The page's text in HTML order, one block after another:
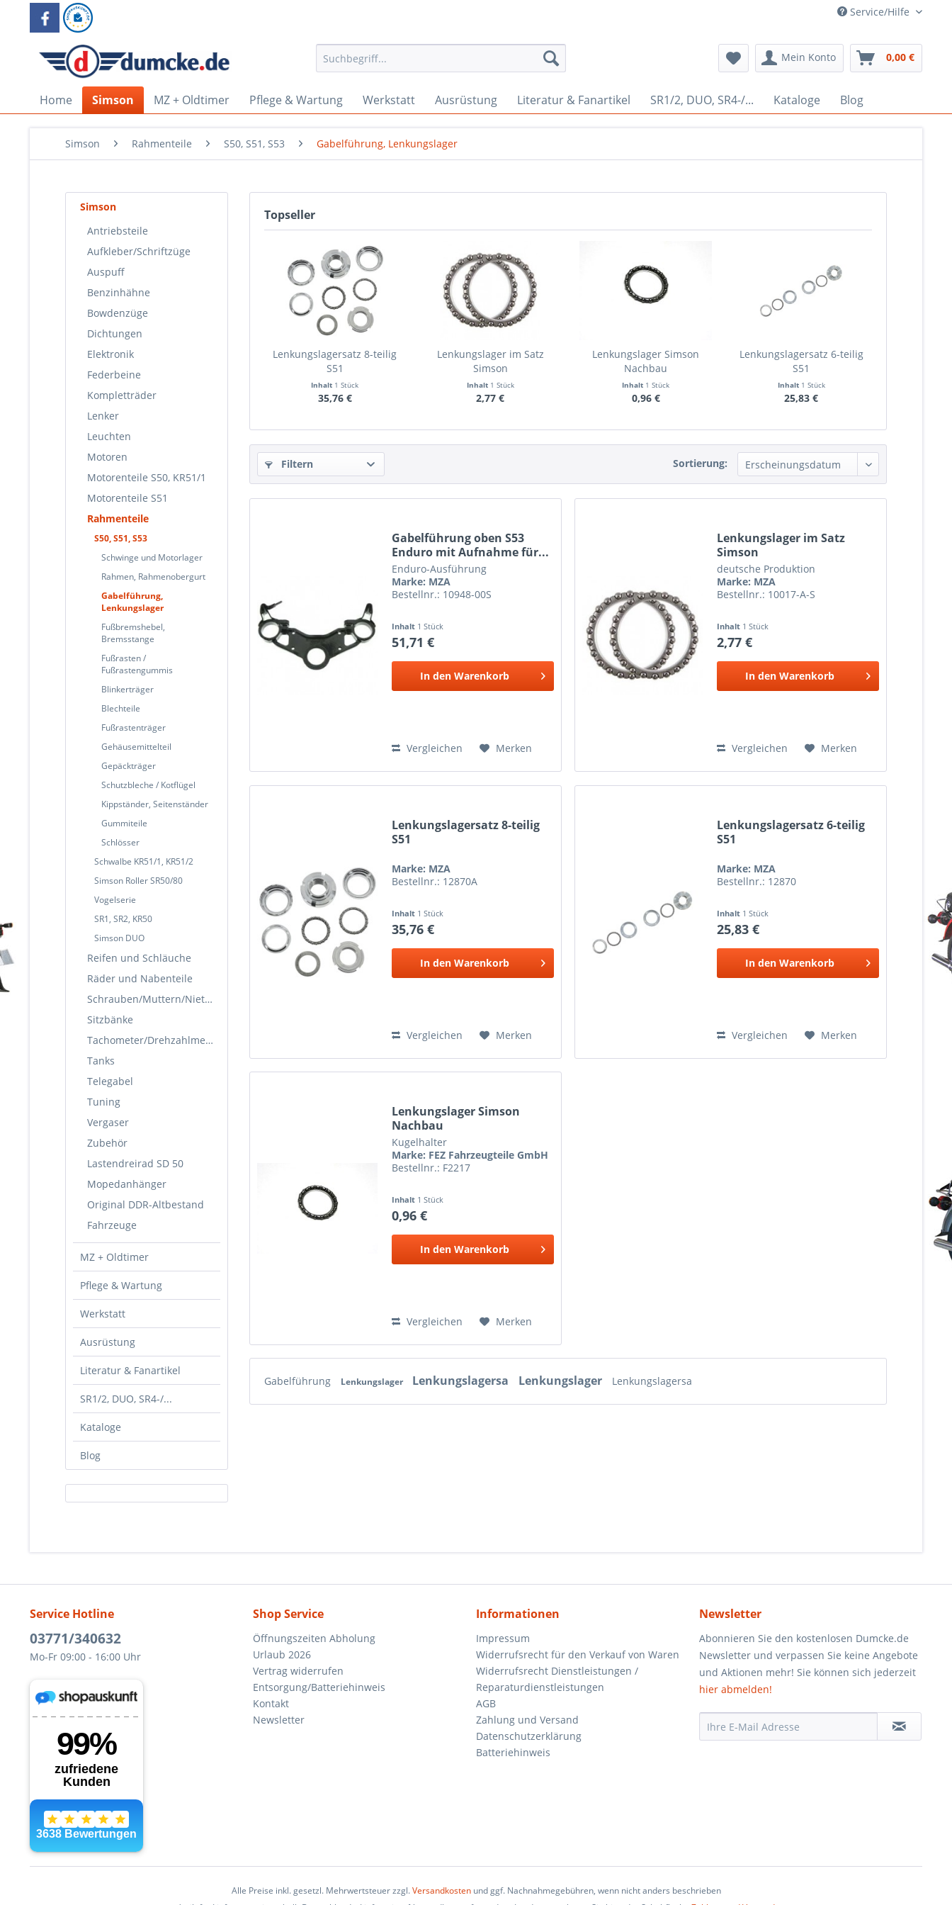
Service/Hilfe
Mein Konto 0,00 €
Home Simson MZ + Oldtimer Pflege & Wartung Werkstatt Ausrüstung Literatur & Fanartikel SR1/2, DUO, SR4-/... Kataloge Blog
Simson Rahmenteile S50, S51, S53 Gabelführung, Lenkungslager
Simson
Antriebsteile
Aufkleber/Schriftzüge
Auspuff
Benzinhähne
Bowdenzüge
Dichtungen
Elektronik
Federbeine
Kompletträder
Lenker
Leuchten
Motoren
Motorenteile S50, KR51/1
Motorenteile S51
Rahmenteile
S50, S51, S53
Schwinge und Motorlager
Rahmen, Rahmenobergurt
Gabelführung,
Lenkungslager
Fußbremshebel,
Bremsstange
Fußrasten /
Fußrastengummis
Blinkerträger
Blechteile
Fußrastenträger
Gehäusemittelteil
Gepäckträger
Schutzbleche / Kotflügel
Kippständer, Seitenständer
Gummiteile
Schlösser
Schwalbe KR51/1, KR51/2
Simson Roller SR50/80
Vogelserie
SR1, SR2, KR50
Simson DUO
Reifen und Schläuche
Räder und Nabenteile
Schrauben/Muttern/Nieten
Sitzbänke
Tachometer/Drehzahlmesser
Tanks
Telegabel
Tuning
Vergaser
Zubehör
Lastendreirad SD 50
Mopedanhänger
Original DDR-Altbestand
Fahrzeuge
MZ + Oldtimer
Pflege & Wartung
Werkstatt
Ausrüstung
Literatur & Fanartikel
SR1/2, DUO, SR4-/...
Kataloge
Blog
Topseller
Lenkungslagersatz 8-teilig
S51
Inhalt 1 Stück
35,76 €
Lenkungslager im Satz
Simson
Inhalt 1 Stück
2,77 €
Lenkungslager Simson
Nachbau
Inhalt 1 Stück
0,96 €
Lenkungslagersatz 6-teilig
S51
Inhalt 1 Stück
25,83 €
Filtern Sortierung:
Gabelführung oben S53
Enduro mit Aufnahme für...
Enduro-Ausführung
Marke: MZA
Bestellnr.: 10948-00S
Inhalt 1 Stück
51,71 €
In den Warenkorb
Vergleichen Merken
Lenkungslager im Satz
Simson
deutsche Produktion
Marke: MZA
Bestellnr.: 10017-A-S
Inhalt 1 Stück
2,77 €
In den Warenkorb
Vergleichen Merken
Lenkungslagersatz 8-teilig
S51
Marke: MZA
Bestellnr.: 12870A
Inhalt 1 Stück
35,76 €
In den Warenkorb
Vergleichen Merken
Lenkungslagersatz 6-teilig
S51
Marke: MZA
Bestellnr.: 12870
Inhalt 1 Stück
25,83 €
In den Warenkorb
Vergleichen Merken
Lenkungslager Simson
Nachbau
Kugelhalter
Marke: FEZ Fahrzeugteile GmbH
Bestellnr.: F2217
Inhalt 1 Stück
0,96 €
In den Warenkorb
Vergleichen Merken
Gabelführung Lenkungslager Lenkungslagersa Lenkungslager Lenkungslagersa
Service Hotline
03771/340632
Mo-Fr 09:00 - 16:00 Uhr
Shop Service
Öffnungszeiten Abholung
Urlaub 2026
Vertrag widerrufen
Entsorgung/Batteriehinweis
Kontakt
Newsletter
Informationen
Impressum
Widerrufsrecht für den Verkauf von Waren
Widerrufsrecht Dienstleistungen /
Reparaturdienstleistungen
AGB
Zahlung und Versand
Datenschutzerklärung
Batteriehinweis
Newsletter
Abonnieren Sie den kostenlosen Dumcke.de
Newsletter und verpassen Sie keine Angebote
und Aktionen mehr! Sie können sich jederzeit
hier abmelden!
Alle Preise inkl. gesetzl. Mehrwertsteuer zzgl.Versandkostenund ggf. Nachnahmegebühren, wenn nicht anders beschrieben